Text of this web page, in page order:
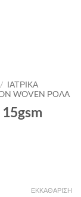
/ ΙΑΤΡΙΚΑ
WOVEN ΡΟΛΆ
ΕΚΚΑΘΆΡΙΣΗ